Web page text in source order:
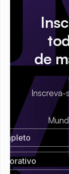
de